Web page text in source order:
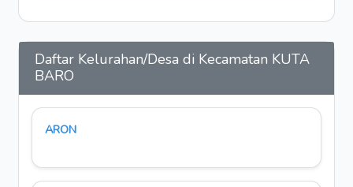
Daftar Kelurahan/Desa di Kecamatan KUTA
BARO
ARON